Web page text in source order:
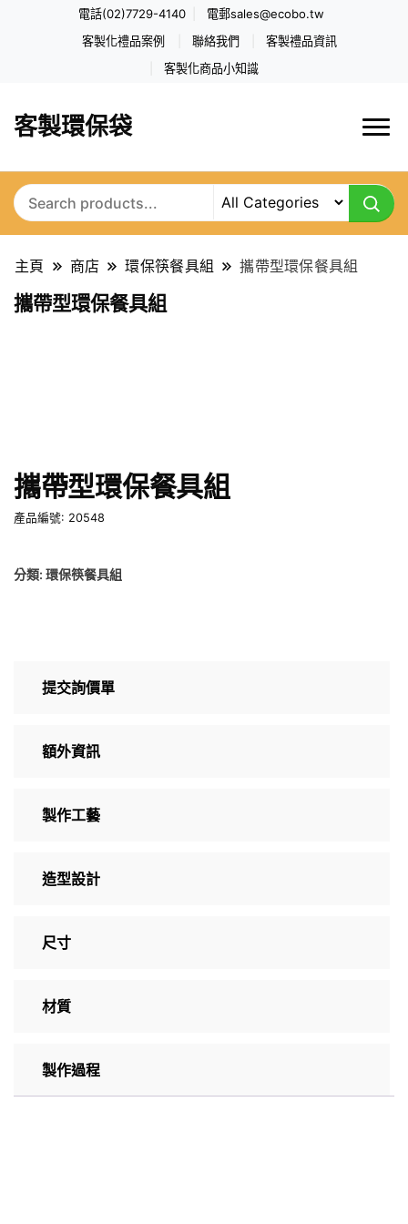
電話(02)7729-4140 電郵sales@ecobo.tw
客製化禮品案例 聯絡我們 客製禮品資訊
客製化商品小知識
客製環保袋
主頁 商店 環保筷餐具組 攜帶型環保餐具組
攜帶型環保餐具組
攜帶型環保餐具組
產品編號: 20548
分類: 環保筷餐具組
提交詢價單
額外資訊
製作工藝
造型設計
尺寸
材質
製作過程